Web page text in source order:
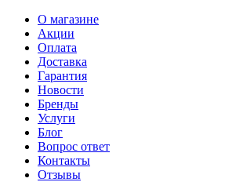
О магазине
Акции
Оплата
Доставка
Гарантия
Новости
Бренды
Услуги
Блог
Вопрос ответ
Контакты
Отзывы